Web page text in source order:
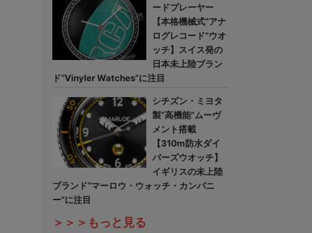
ードプレーヤー
【本格機械式“アナ
ログレコード”ウオ
ッチ】スイス発の
日本未上陸ブラン
ド“Vinyler Watches”に注目
シチズン・ミヨタ
製“高機能”ムーヴ
メント搭載
【310m防水ダイ
バーズウオッチ】
イギリスの未上陸
ブランド“マーロウ・ウォッチ・カンパニ
ー”に注目
＞＞＞もっと見る